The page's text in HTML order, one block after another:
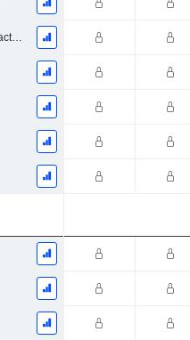
Moyenne pondérée diluée des actions en circulation